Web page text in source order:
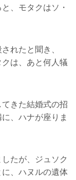
、モタクはソ・
れたと聞き、
は、あと何人犠
きた結婚式の招
、ハナが座りま
たが、ジュソク
、ハヌルの遺体